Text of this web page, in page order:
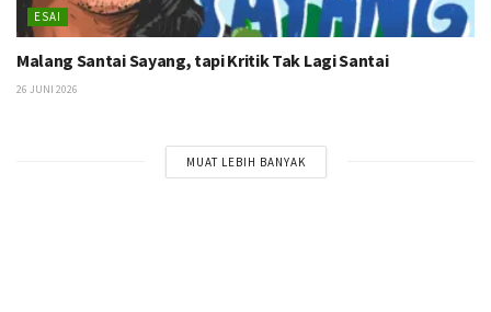
ESAI
Malang Santai Sayang, tapi Kritik Tak Lagi Santai
26 JUNI 2026
MUAT LEBIH BANYAK